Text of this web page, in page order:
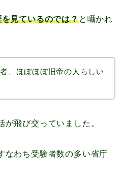
を見ているのでは？と囁かれ
、ほぼほぼ旧帝の人らしい
飛び交っていました。
なわち受験者数の多い省庁